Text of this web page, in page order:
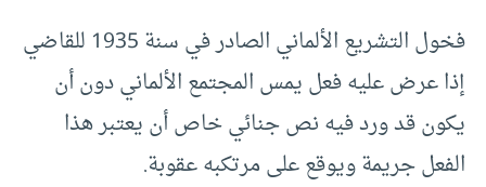
فخول التشريع الألماني الصادر في سنة 1935 للقاضي
إذا عرض عليه فعل يمس المجتمع الألماني دون أن
يكون قد ورد فيه نص جنائي خاص أن يعتبر هذا
الفعل جريمة ويوقع على مرتكبه عقوبة.